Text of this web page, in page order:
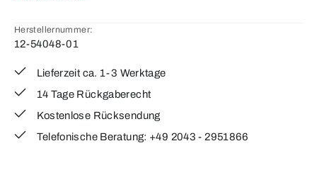
Herstellernummer:
12-54048-01
Lieferzeit ca. 1-3 Werktage
14 Tage Rückgaberecht
Kostenlose Rücksendung
Telefonische Beratung: +49 2043 - 2951866